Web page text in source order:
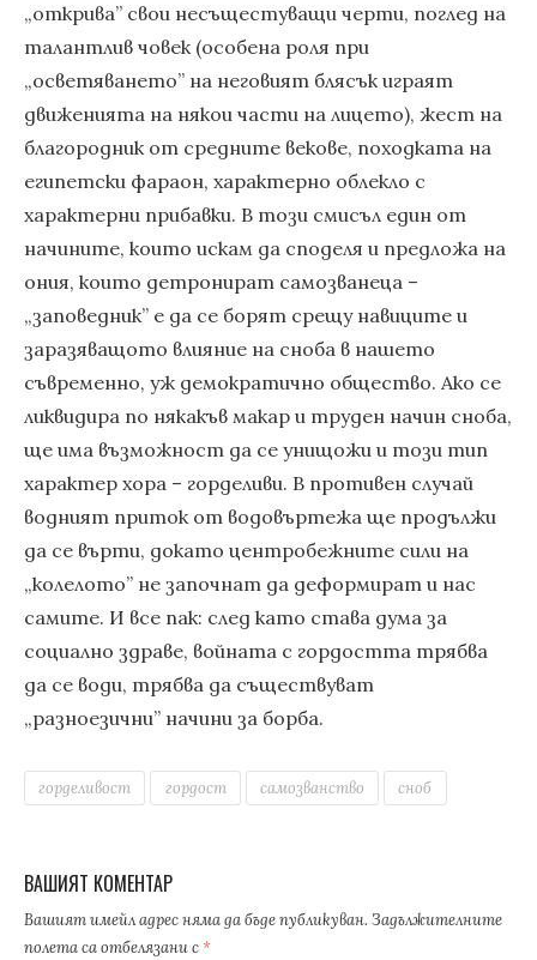
„открива” свои несъщестуващи черти, поглед на
талантлив човек (особена роля при
„осветяването” на неговият блясък играят
движенията на някои части на лицето), жест на
благородник от средните векове, походката на
египетски фараон, характерно облекло с
характерни прибавки. В този смисъл един от
начините, които искам да споделя и предложа на
ония, които детронират самозванеца –
„заповедник” е да се борят срещу навиците и
заразяващото влияние на сноба в нашето
съвременно, уж демократично общество. Ако се
ликвидира по някакъв макар и труден начин сноба,
ще има възможност да се унищожи и този тип
характер хора – горделиви. В противен случай
водният приток от водовъртежа ще продължи
да се върти, докато центробежните сили на
„колелото” не започнат да деформират и нас
самите. И все пак: след като става дума за
социално здраве, войната с гордостта трябва
да се води, трябва да съществуват
„разноезични” начини за борба.
горделивост гордост самозванство сноб
ВАШИЯТ КОМЕНТАР
Вашият имейл адрес няма да бъде публикуван. Задължителните
полета са отбелязани с*